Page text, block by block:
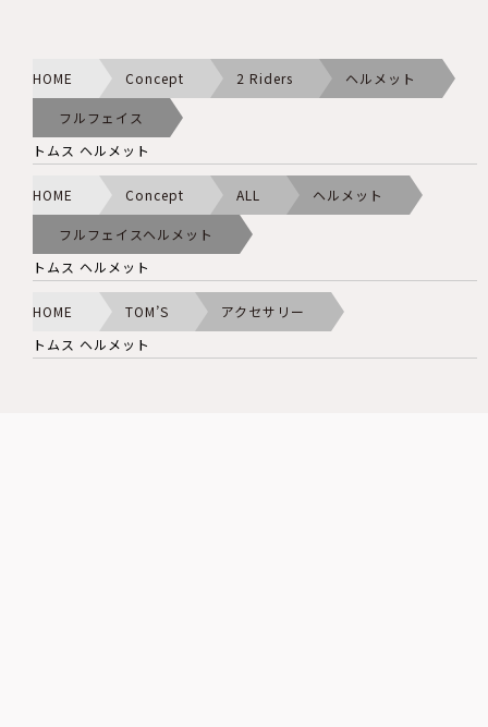
HOME Concept 2 Riders ヘルメット
フルフェイス
トムス ヘルメット
HOME Concept ALL ヘルメット
フルフェイスヘルメット
トムス ヘルメット
HOME TOM’S
アクセサリー
トムス ヘルメット